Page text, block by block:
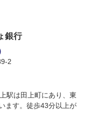
銀行
2
駅は田上町にあり、東
ます。徒歩43分以上が